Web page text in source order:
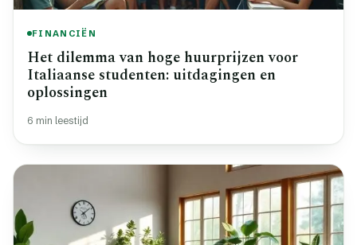
FINANCIËN
Het dilemma van hoge huurprijzen voor
Italiaanse studenten: uitdagingen en
oplossingen
6 min leestijd